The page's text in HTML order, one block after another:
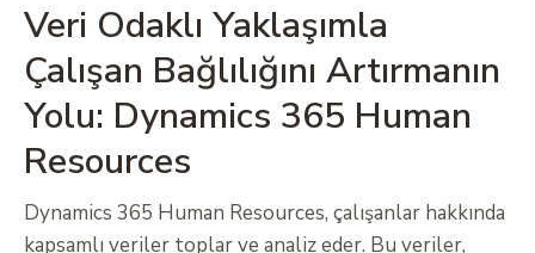
Veri Odaklı Yaklaşımla
Çalışan Bağlılığını Artırmanın
Yolu: Dynamics 365 Human
Resources
Dynamics 365 Human Resources, çalışanlar hakkında
kapsamlı veriler toplar ve analiz eder. Bu veriler,